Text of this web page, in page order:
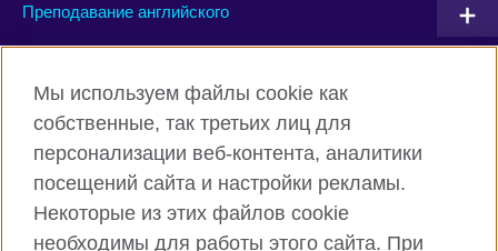
Преподавание английского
Facebook Twitter
Instagram YouTube
Мы используем файлы cookie как
собственные, так третьих лиц для
персонализации веб-контента, аналитики
посещений сайта и настройки рекламы.
Некоторые из этих файлов cookie
необходимы для работы этого сайта. При